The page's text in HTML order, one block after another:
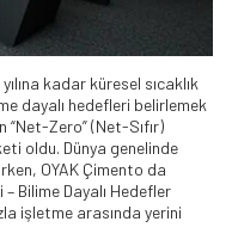
kadar küresel sıcaklık
dayalı hedefleri belirlemek
Zero” (Net-Sıfır)
oldu. Dünya genelinde
OYAK Çimento da
Bilime Dayalı Hedefler
işletme arasında yerini